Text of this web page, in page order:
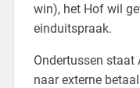
win), het Hof wil
einduitspraak.
Ondertussen staat
naar externe